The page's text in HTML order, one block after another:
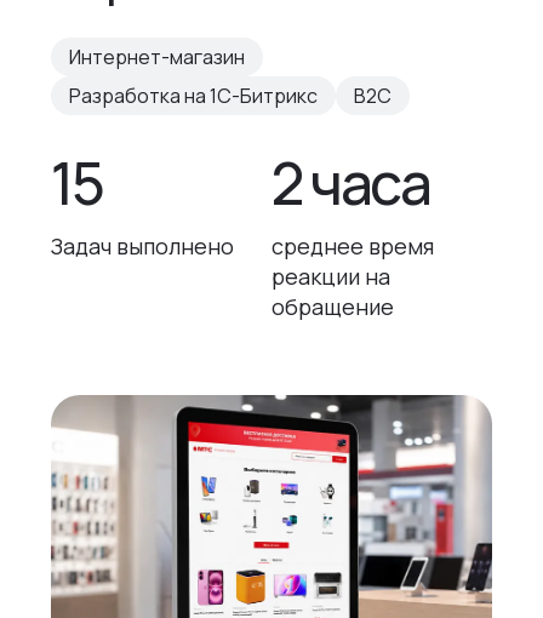
Интернет-магазин
Разработка на 1С-Битрикс
B2C
15
Задач выполнено
2 часа
среднее время
реакции на
обращение